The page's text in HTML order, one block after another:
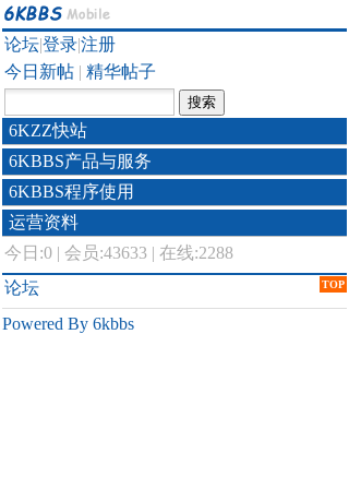
论坛|登录|注册
今日新帖 | 精华帖子
6KZZ快站
6KBBS产品与服务
6KBBS程序使用
运营资料
今日:0 | 会员:43633 | 在线:2288
TOP
论坛
Powered By 6kbbs